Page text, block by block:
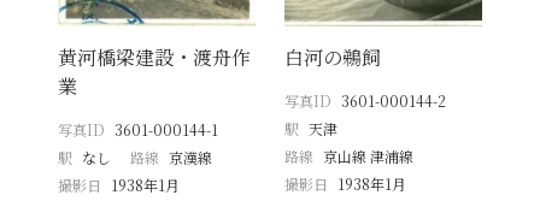
黄河橋梁建設・渡舟作
業
写真ID 3601-000144-1
駅 なし 路線 京漢線
撮影日
1938年1月
白河の鵜飼
写真ID 3601-000144-2
駅 天津
路線 京山線 津浦線
撮影日
1938年1月